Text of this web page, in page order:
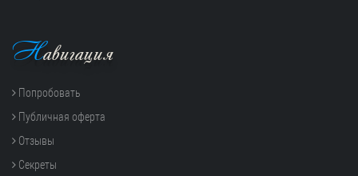
Навигация
Попробовать
Публичная оферта
Отзывы
Секреты